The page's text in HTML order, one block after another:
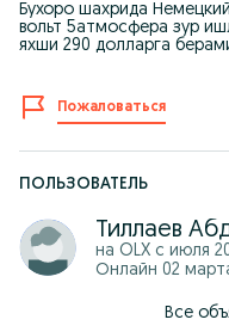
Бухоро шахрида
вольт 5атмосфера зур
яхши 290 долларга
Пожаловаться
ПОЛЬЗОВАТЕЛЬ
Тиллаев
на OLX с июля
Онлайн 02
Все